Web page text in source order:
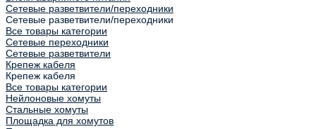
Сетевые разветвители/переходники
Сетевые разветвители/переходники
Все товары категории
Сетевые переходники
Сетевые разветвители
Крепеж кабеля
Крепеж кабеля
Все товары категории
Нейлоновые хомуты
Стальные хомуты
Площадка для хомутов